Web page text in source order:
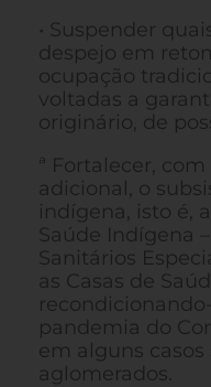
• Suspender
despejo em
ocupação
voltadas a
originário, de
ª Fortalecer,
adicional, o
indígena, isto é,
Saúde Indígena
Sanitários
as Casas de
pandemia do
em alguns
aglomerados.